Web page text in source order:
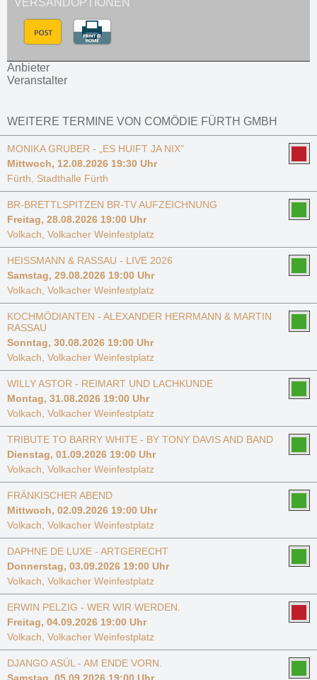
Anbieter
Veranstalter
WEITERE TERMINE VON COMÖDIE FÜRTH GMBH
MONIKA GRUBER - „ES HUIFT JA NIX"
Mittwoch, 12.08.2026 19:30 Uhr
Fürth, Stadthalle Fürth
BR-BRETTLSPITZEN BR-TV AUFZEICHNUNG
Freitag, 28.08.2026 19:00 Uhr
Volkach, Volkacher Weinfestplatz
HEISSMANN & RASSAU - LIVE 2026
Samstag, 29.08.2026 19:00 Uhr
Volkach, Volkacher Weinfestplatz
KOCHMÖDIANTEN - ALEXANDER HERRMANN & MARTIN
RASSAU
Sonntag, 30.08.2026 19:00 Uhr
Volkach, Volkacher Weinfestplatz
WILLY ASTOR - REIMART UND LACHKUNDE
Montag, 31.08.2026 19:00 Uhr
Volkach, Volkacher Weinfestplatz
TRIBUTE TO BARRY WHITE - BY TONY DAVIS AND BAND
Dienstag, 01.09.2026 19:00 Uhr
Volkach, Volkacher Weinfestplatz
FRÄNKISCHER ABEND
Mittwoch, 02.09.2026 19:00 Uhr
Volkach, Volkacher Weinfestplatz
DAPHNE DE LUXE - ARTGERECHT
Donnerstag, 03.09.2026 19:00 Uhr
Volkach, Volkacher Weinfestplatz
ERWIN PELZIG - WER WIR WERDEN.
Freitag, 04.09.2026 19:00 Uhr
Volkach, Volkacher Weinfestplatz
DJANGO ASÜL - AM ENDE VORN.
Samstag, 05.09.2026 19:00 Uhr